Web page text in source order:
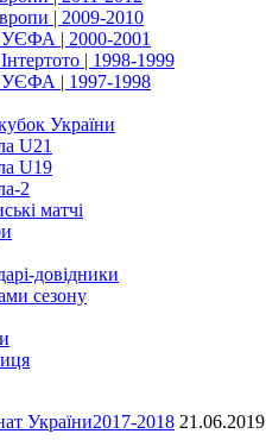
| 2009-2010
| 2000-2001
| 1998-1999
| 1997-1998
України
U21
U19
2
матчі
довідники
сезону
України2017-2018 21.06.2019